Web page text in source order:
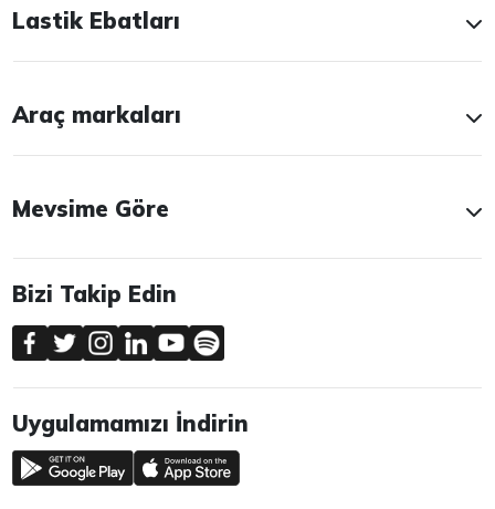
Lastik Ebatları
Araç markaları
Mevsime Göre
Bizi Takip Edin
Uygulamamızı İndirin